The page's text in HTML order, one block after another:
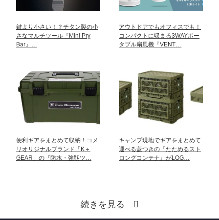
鍵より小さい！？チタン製の小
さなマルチツール『Mini Pry
Bar』…
アウトドアでもオフィスでも！
コンパクトに収まる3WAYポー
タブル扇風機『VENT…
便利ギアをまとめて収納！コメ
リオリジナルブランド「K＋
GEAR」の『防水・強靱ツ…
キャンプ現地でギアをまとめて
運べる蓋つきの『たためるスト
ロングコンテナ』がLOG…
続きを見る